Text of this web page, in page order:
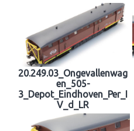
20.249.03_Ongevallenwag
en_505-
3_Depot_Eindhoven_Per_I
V_d_LR